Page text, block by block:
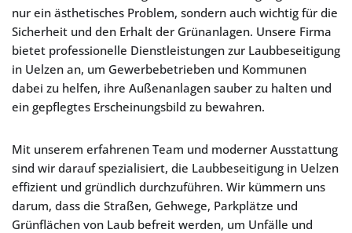
nur ein ästhetisches Problem, sondern auch wichtig für die
Sicherheit und den Erhalt der Grünanlagen. Unsere Firma
bietet professionelle Dienstleistungen zur Laubbeseitigung
in Uelzen an, um Gewerbebetrieben und Kommunen
dabei zu helfen, ihre Außenanlagen sauber zu halten und
ein gepflegtes Erscheinungsbild zu bewahren.
Mit unserem erfahrenen Team und moderner Ausstattung
sind wir darauf spezialisiert, die Laubbeseitigung in Uelzen
effizient und gründlich durchzuführen. Wir kümmern uns
darum, dass die Straßen, Gehwege, Parkplätze und
Grünflächen von Laub befreit werden, um Unfälle und